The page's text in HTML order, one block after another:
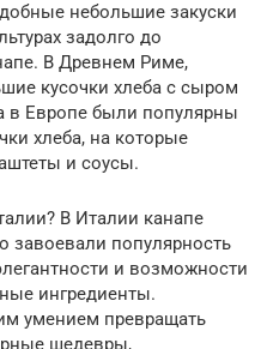
небольшие закуски
задолго до
В Древнем Риме,
кусочки хлеба с сыром
в Европе были популярны
хлеба, на которые
и соусы.
В Италии канапе
завоевали популярность
и возможности
ингредиенты.
умением превращать
шедевры,